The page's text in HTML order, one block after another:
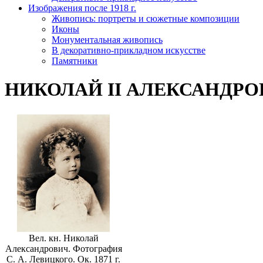
Изображения после 1918 г.
Живопись: портреты и сюжетные композиции
Иконы
Монументальная живопись
В декоративно-прикладном искусстве
Памятники
НИКОЛАЙ II
Вел. кн. Николай
Александрович. Фотография
С. А. Левицкого. Ок. 1871 г.